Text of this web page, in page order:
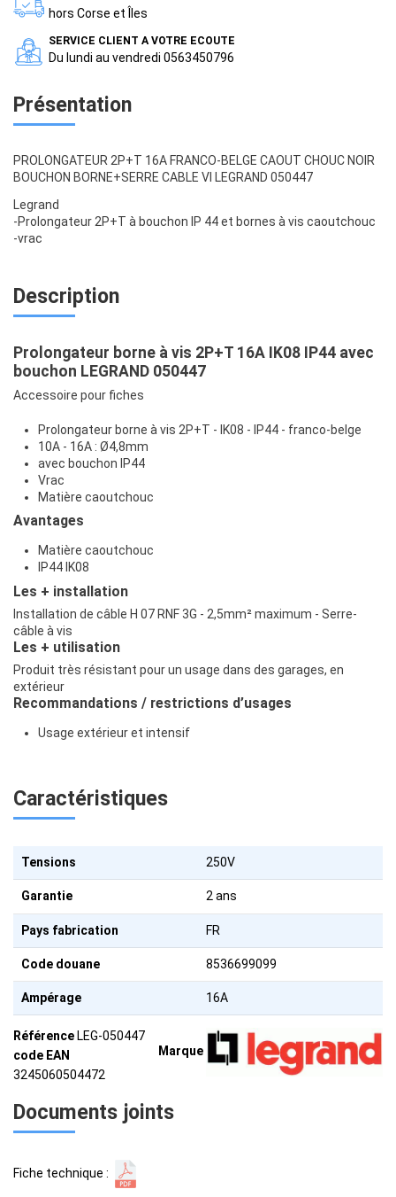
hors Corse et Îles
SERVICE CLIENT A VOTRE ECOUTE
Du lundi au vendredi 0563450796
Présentation
PROLONGATEUR 2P+T 16A FRANCO-BELGE CAOUT CHOUC NOIR
BOUCHON BORNE+SERRE CABLE VI LEGRAND 050447
Legrand
-Prolongateur 2P+T à bouchon IP 44 et bornes à vis caoutchouc
-vrac
Description
Prolongateur borne à vis 2P+T 16A IK08 IP44 avec
bouchon LEGRAND 050447
Accessoire pour fiches
Prolongateur borne à vis 2P+T - IK08 - IP44 - franco-belge
10A - 16A : Ø4,8mm
avec bouchon IP44
Vrac
Matière caoutchouc
Avantages
Matière caoutchouc
IP44 IK08
Les + installation
Installation de câble H 07 RNF 3G - 2,5mm² maximum - Serre-
câble à vis
Les + utilisation
Produit très résistant pour un usage dans des garages, en
extérieur
Recommandations / restrictions d’usages
Usage extérieur et intensif
Caractéristiques
Tensions 250V
Garantie 2 ans
Pays fabrication FR
Code douane 8536699099
Ampérage 16A
Marque
Référence LEG-050447
code EAN
3245060504472
Documents joints
Fiche technique :